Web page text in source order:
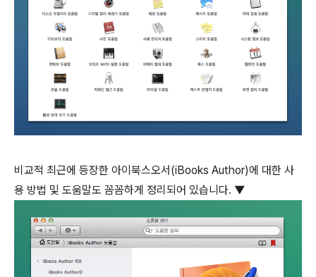
비교적 최근에 등장한 아이북스오서(iBooks Author)에 대한 사
용 방법 및 도움말도 꼼꼼하게 정리되어 있습니다. ▼